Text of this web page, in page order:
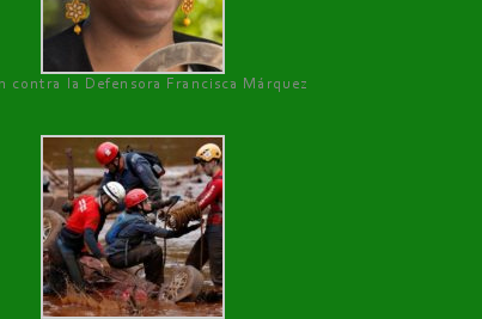
contra la Defensora Francisca Márquez